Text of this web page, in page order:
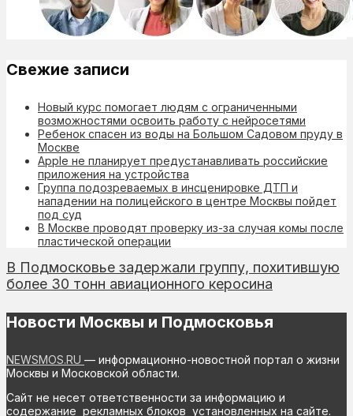
Свежие записи
Новый курс помогает людям с ограниченными
возможностями освоить работу с нейросетями
Ребенок спасен из воды на Большом Садовом пруду в
Москве
Apple не планирует предустанавливать российские
приложения на устройства
Группа подозреваемых в инсценировке ДТП и
нападении на полицейского в центре Москвы пойдет
под суд
В Москве проводят проверку из-за случая комы после
пластической операции
В Подмосковье задержали группу, похитившую
более 30 тонн авиационного керосина
Новости Москвы и Подмосковья
NEWSMOS.RU — информационно-новостной портал о жизни
Москвы и Московской области.
Сайт не несет ответственности за информацию и
содержание рекламных блоков установленных на сайте.